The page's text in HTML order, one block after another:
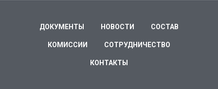
ДОКУМЕНТЫ НОВОСТИ СОСТАВ
КОМИССИИ СОТРУДНИЧЕСТВО
КОНТАКТЫ